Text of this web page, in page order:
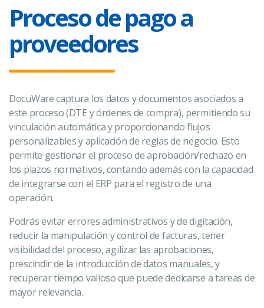
Proceso de pago a
proveedores
DocuWare captura los datos y documentos asociados a
este proceso (DTE y órdenes de compra), permitiendo su
vinculación automática y proporcionando flujos
personalizables y aplicación de reglas de negocio. Esto
permite gestionar el proceso de aprobación/rechazo en
los plazos normativos, contando además con la capacidad
de integrarse con el ERP para el registro de una
operación.
Podrás evitar errores administrativos y de digitación,
reducir la manipulación y control de facturas, tener
visibilidad del proceso, agilizar las aprobaciones,
prescindir de la introducción de datos manuales, y
recuperar tiempo valioso que puede dedicarse a tareas de
mayor relevancia.